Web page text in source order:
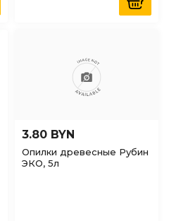
3.80 BYN
Опилки древесные Рубин
ЭКО, 5л